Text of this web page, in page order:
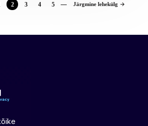
2 3 4 5 Järgmine lehekülg